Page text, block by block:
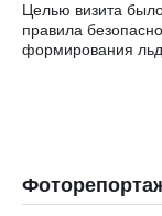
Целью визита
правила
формирования